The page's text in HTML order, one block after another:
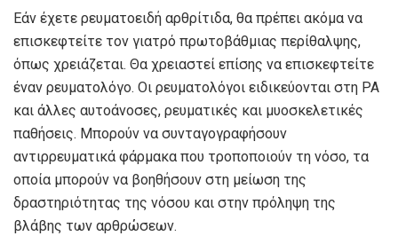
Εάν έχετε ρευματοειδή αρθρίτιδα, θα πρέπει ακόμα να
επισκεφτείτε τον γιατρό πρωτοβάθμιας περίθαλψης,
όπως χρειάζεται. Θα χρειαστεί επίσης να επισκεφτείτε
έναν ρευματολόγο. Οι ρευματολόγοι ειδικεύονται στη ΡΑ
και άλλες αυτοάνοσες, ρευματικές και μυοσκελετικές
παθήσεις. Μπορούν να συνταγογραφήσουν
αντιρρευματικά φάρμακα που τροποποιούν τη νόσο, τα
οποία μπορούν να βοηθήσουν στη μείωση της
δραστηριότητας της νόσου και στην πρόληψη της
βλάβης των αρθρώσεων.